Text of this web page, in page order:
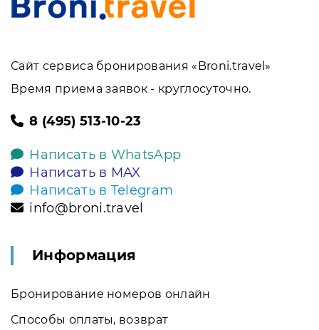
Сайт сервиса бронирования «Broni.travel»
Время приема заявок - круглосуточно.
8 (495) 513-10-23
Написать в WhatsApp
Написать в MAX
Написать в Telegram
info@broni.travel
Информация
Бронирование номеров онлайн
Способы оплаты, возврат